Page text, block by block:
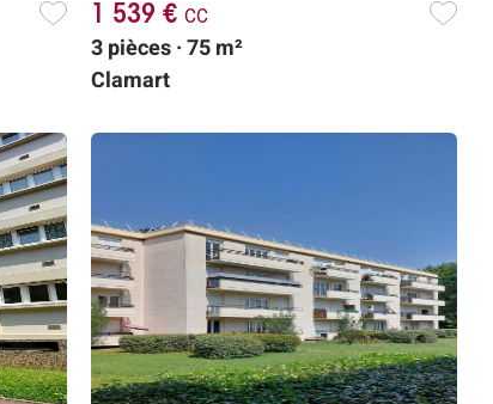
1 539 € cc
3 pièces · 75 m²
Clamart